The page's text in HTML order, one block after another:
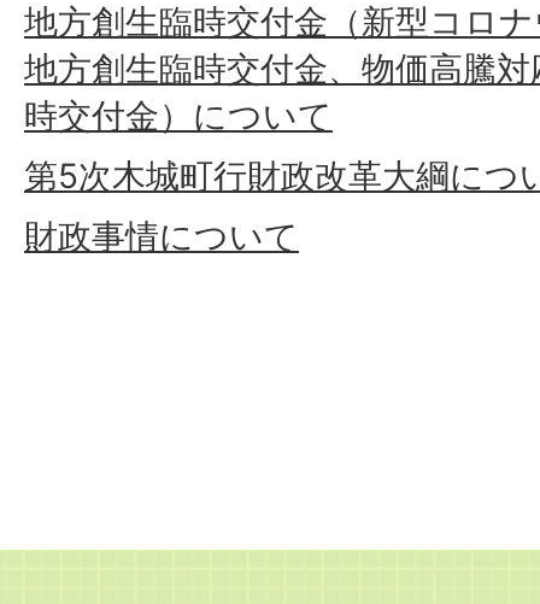
地方創生臨時交付金（新型コロ
地方創生臨時交付金、物価高騰
時交付金）について
第5次木城町行財政改革大綱につ
財政事情について